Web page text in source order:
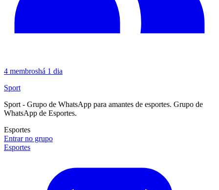
4 membroshá 1 dia
Sport
Sport - Grupo de WhatsApp para amantes de esportes. Grupo de
WhatsApp de Esportes.
Esportes
Entrar no grupo
Esportes